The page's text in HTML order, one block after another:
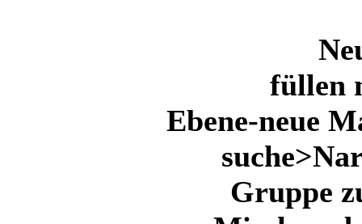
füllen
Ebene-neue
Gruppe